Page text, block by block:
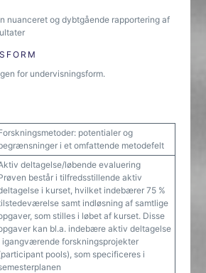
nuanceret og dybtgående rapportering af
for undervisningsform.
potentialer og
i et omfattende metodefelt
deltagelse/løbende evaluering
består i tilfredsstillende aktiv
i kurset, hvilket indebærer 75 %
samt indløsning af samtlige
som stilles i løbet af kurset. Disse
kan bl.a. indebære aktiv deltagelse
igangværende forskningsprojekter
pools), som specificeres i